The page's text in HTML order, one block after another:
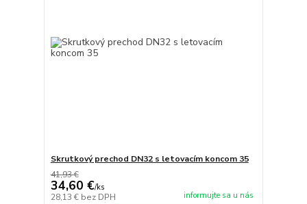
Skrutkový prechod DN32 s letovacím koncom 35
41,93 €
34,60 €/ks
28,13 € bez DPH informujte sa u nás